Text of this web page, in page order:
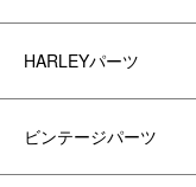
HARLEYパーツ
ビンテージパーツ